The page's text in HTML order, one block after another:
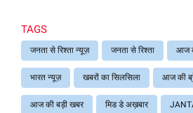
TAGS
जनता से रिश्ता न्यूज़ जनता से रिश्ता आज
भारत न्यूज़ खबरों का सिलसिला आज की
आज की बड़ी खबर मिड डे अख़बार